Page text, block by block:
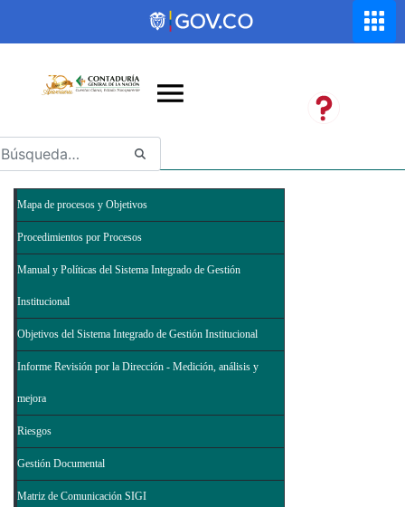
Saltar al contenido principal
Abrir menú de accesibilidad
Mapa de procesos y Objetivos
Procedimientos por Procesos
Manual y Políticas del Sistema Integrado de Gestión
Institucional
Objetivos del Sistema Integrado de Gestión Institucional
Informe Revisión por la Dirección - Medición, análisis y
mejora
Riesgos
Gestión Documental
Matriz de Comunicación SIGI